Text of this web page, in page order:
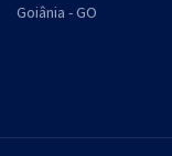
Goiânia - GO